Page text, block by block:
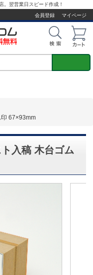
。翌営業日スピード作成！
会員登録
マイページ
67×93mm
入稿 木台ゴム